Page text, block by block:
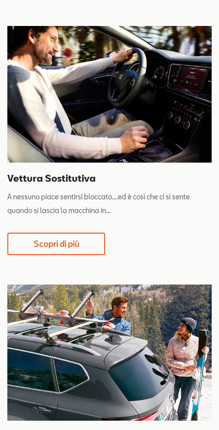
Vettura Sostitutiva
A nessuno piace sentirsi bloccato....ed è così che ci si sente
quando si lascia la macchina in...
Scopri di più